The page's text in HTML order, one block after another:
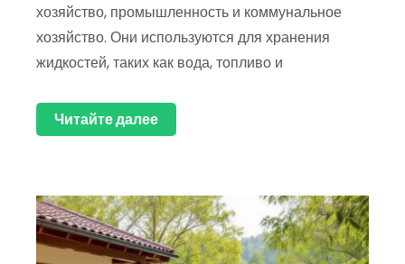
хозяйство, промышленность и коммунальное
хозяйство. Они используются для хранения
жидкостей, таких как вода, топливо и
Читайте далее